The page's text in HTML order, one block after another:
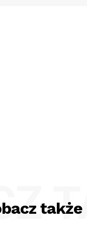
także